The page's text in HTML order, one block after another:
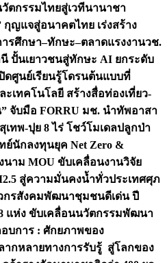
ตกรรมไทยสู่เวทีนานาชา
ญแจสู่อนาคตไทย เร่งสร้าง
ารศึกษา–ทักษะ–ตลาดแรงงานวช.
ปั้นเยาวชนสู่ทักษะ AI ยกระดับ
ดศูนย์เรียนรู้โดรนต้นแบบที่
เทคโนโลยี สร้างสื่อท่องเที่ยว-
จับมือ FORRU มช. นำทัพอาสา
เทพ-ปุย 8 ไร่ โชว์โมเดลปลูกป่า
ย์นักลงทุนยุค Net Zero &
าม MOU ขับเคลื่อนงานวิจัย
สู่ความมั่นคงน้ำทั่วประเทศศุภ
กรสังคมพัฒนาชุมชนดีเด่น ปี
แห่ง ขับเคลื่อนนวัตกรรมพัฒนา
อบการ : ศักยภาพของ
ากหลายทางการรับรู้ สู่โลกของ